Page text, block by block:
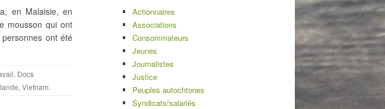
en Malaisie, en
mousson qui ont
ont été
, Docs
, Vietnam.
Actionnaires
Associations
Consommateurs
Jeunes
Journalistes
Justice
Peuples autochtones
Syndicats/salariés